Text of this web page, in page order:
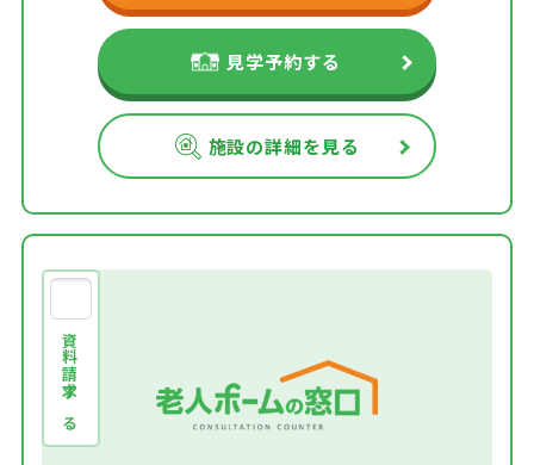
見学予約する
施設の詳細を見る
資料請求する